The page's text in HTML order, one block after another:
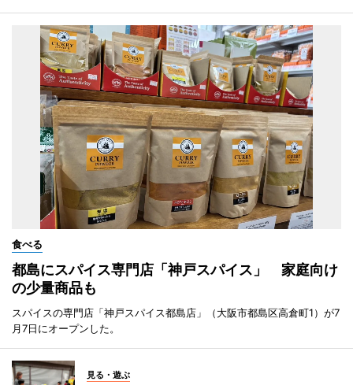
食べる
都島にスパイス専門店「神戸スパイス」 家庭向け
の少量商品も
スパイスの専門店「神戸スパイス都島店」（大阪市都島区高倉町1）が7
月7日にオープンした。
見る・遊ぶ